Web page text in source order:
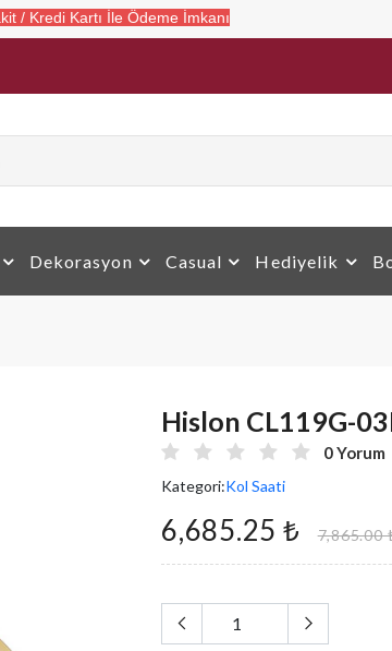
Kartı İle Ödeme İmkanı
Dekorasyon Casual Hediyelik
Hislon CL119G-
0 Yorum
Kategori:Kol Saati
6,685.25 ₺ 7,865.00